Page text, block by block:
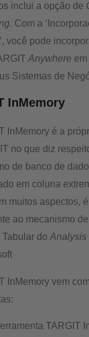
inclui a opção de
. Com a
você pode
Anywhere
Sistemas de
InMemory
InMemory é a
no que diz
de banco de
em coluna
muitos aspectos, é
ao mecanismo
do Analysis
InMemory vem
TARGIT